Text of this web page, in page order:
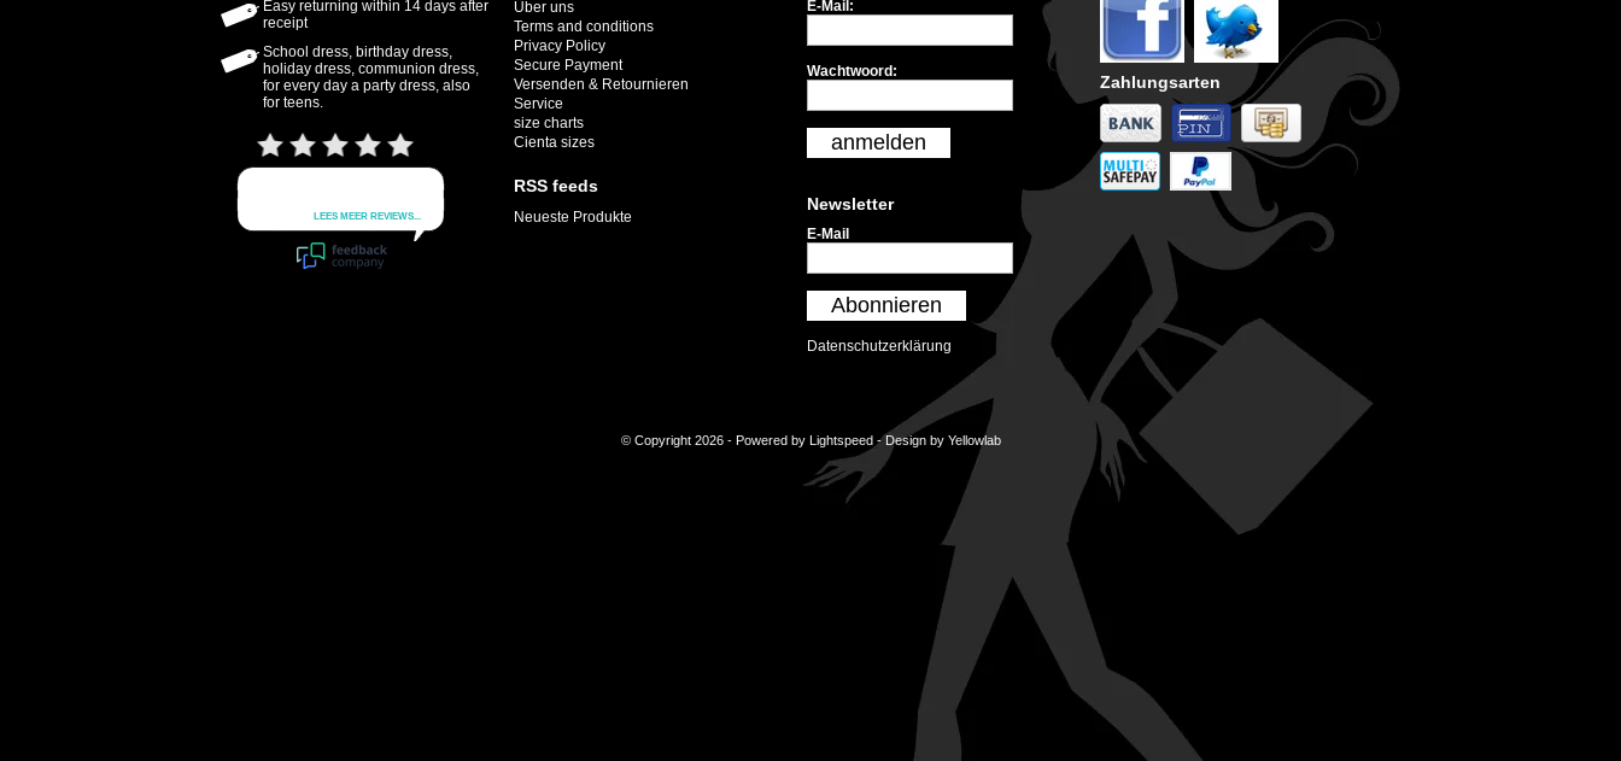
Easy returning within 14 days after
receipt
School dress, birthday dress,
holiday dress, communion dress,
for every day a party dress, also
for teens.
Über uns
Terms and conditions
Privacy Policy
Secure Payment
Versenden & Retournieren
Service
size charts
Cienta sizes
RSS feeds
Neueste Produkte
E-Mail:
Wachtwoord:
anmelden
Newsletter
E-Mail
Abonnieren
Datenschutzerklärung
Zahlungsarten
© Copyright 2026 - Powered by Lightspeed- Design by Yellowlab